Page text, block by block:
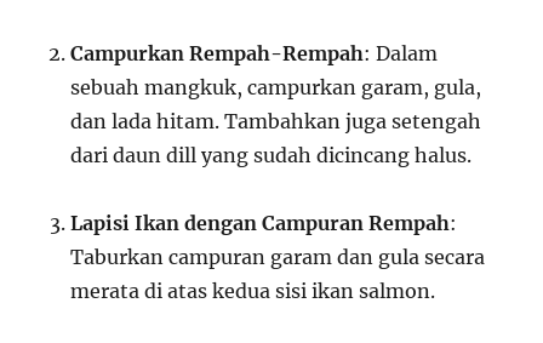
Campurkan Rempah-Rempah: Dalam
sebuah mangkuk, campurkan garam, gula,
dan lada hitam. Tambahkan juga setengah
dari daun dill yang sudah dicincang halus.
Lapisi Ikan dengan Campuran Rempah:
Taburkan campuran garam dan gula secara
merata di atas kedua sisi ikan salmon.